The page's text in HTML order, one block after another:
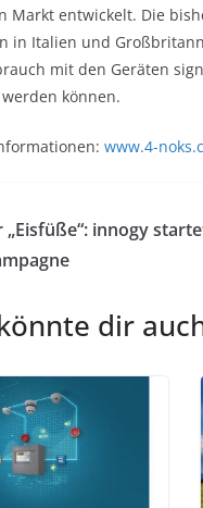
Markt entwickelt. Die
in Italien und
mit den Geräten
können.
www.4-
„Eisfüße“: innogy
dir